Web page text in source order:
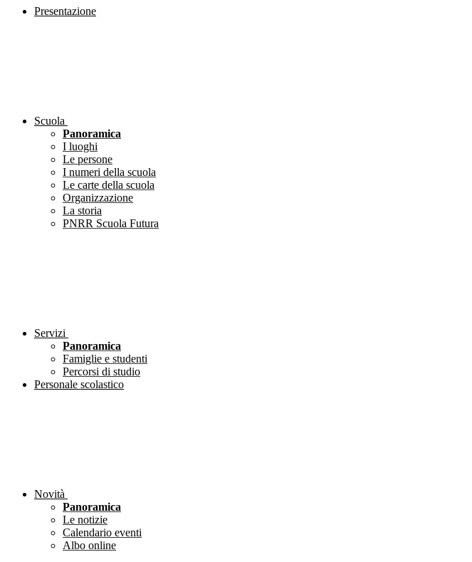
Presentazione
Scuola
Panoramica
I luoghi
Le persone
I numeri della scuola
Le carte della scuola
Organizzazione
La storia
PNRR Scuola Futura
Servizi
Panoramica
Famiglie e studenti
Percorsi di studio
Personale scolastico
Novità
Panoramica
Le notizie
Calendario eventi
Albo online